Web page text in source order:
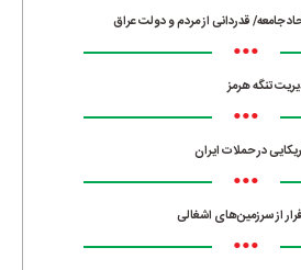
جامعه/ قدردانی از مردم و دولت عراق
•••
تنگه هرمز
•••
•••
از سرزمین‌های اشغالی
•••